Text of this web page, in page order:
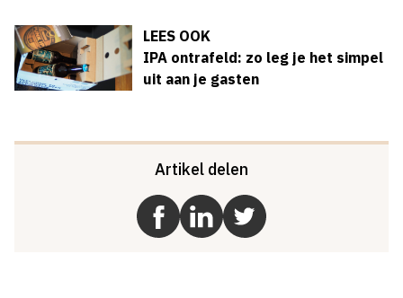
LEES OOK
IPA ontrafeld: zo leg je het simpel
uit aan je gasten
Artikel delen